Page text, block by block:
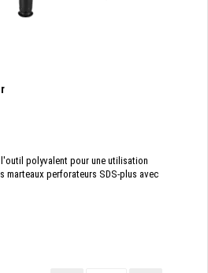
polyvalent pour une utilisation
marteaux perforateurs SDS-plus avec